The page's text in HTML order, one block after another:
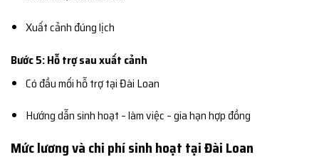
Xuất cảnh đúng lịch
Bước 5: Hỗ trợ sau xuất cảnh
Có đầu mối hỗ trợ tại Đài Loan
Hướng dẫn sinh hoạt – làm việc – gia hạn hợp đồng
Mức lương và chi phí sinh hoạt tại Đài Loan